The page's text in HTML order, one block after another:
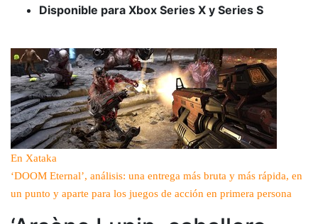
Disponible para Xbox Series X y Series S
En Xataka
‘DOOM Eternal’, análisis: una entrega más bruta y más rápida, en
un punto y aparte para los juegos de acción en primera persona